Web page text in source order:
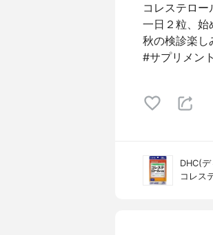
コレステロー
一日２粒、始
秋の検診楽し
#サプリメン
DHC(
コレス